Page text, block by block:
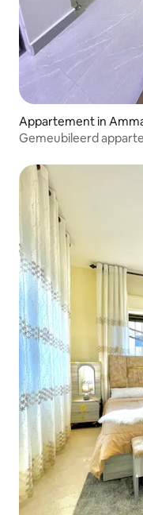
Appartement in
Gemeubileerd